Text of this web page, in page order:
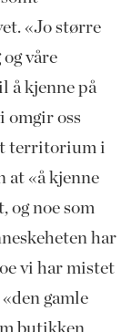
«Jo større
våre
å kjenne på
omgir oss
territorium i
at «å kjenne
og noe som
har
vi har mistet
gamle